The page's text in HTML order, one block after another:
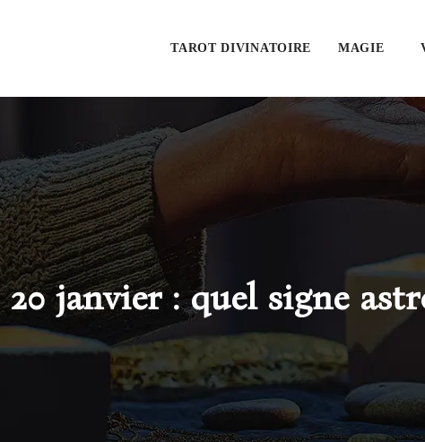
MAGIE
TAROT DIVINATOIRE
20 janvier : quel signe